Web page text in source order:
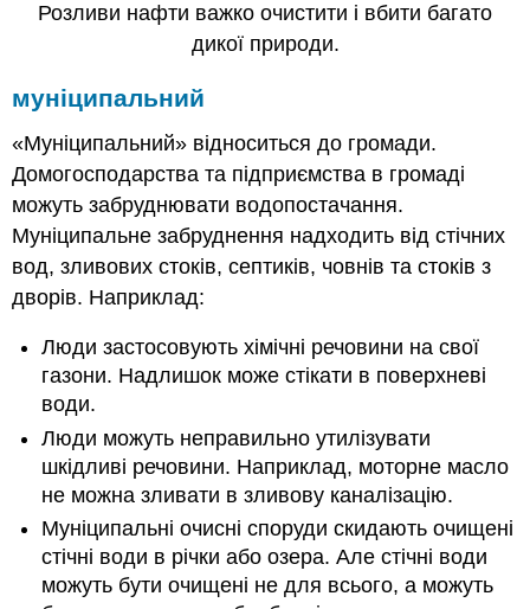
Розливи нафти важко очистити і вбити багато
дикої природи.
муніципальний
«Муніципальний» відноситься до громади.
Домогосподарства та підприємства в громаді
можуть забруднювати водопостачання.
Муніципальне забруднення надходить від стічних
вод, зливових стоків, септиків, човнів та стоків з
дворів. Наприклад:
Люди застосовують хімічні речовини на свої
газони. Надлишок може стікати в поверхневі
води.
Люди можуть неправильно утилізувати
шкідливі речовини. Наприклад, моторне масло
не можна зливати в зливову каналізацію.
Муніципальні очисні споруди скидають очищені
стічні води в річки або озера. Але стічні води
можуть бути очищені не для всього, а можуть